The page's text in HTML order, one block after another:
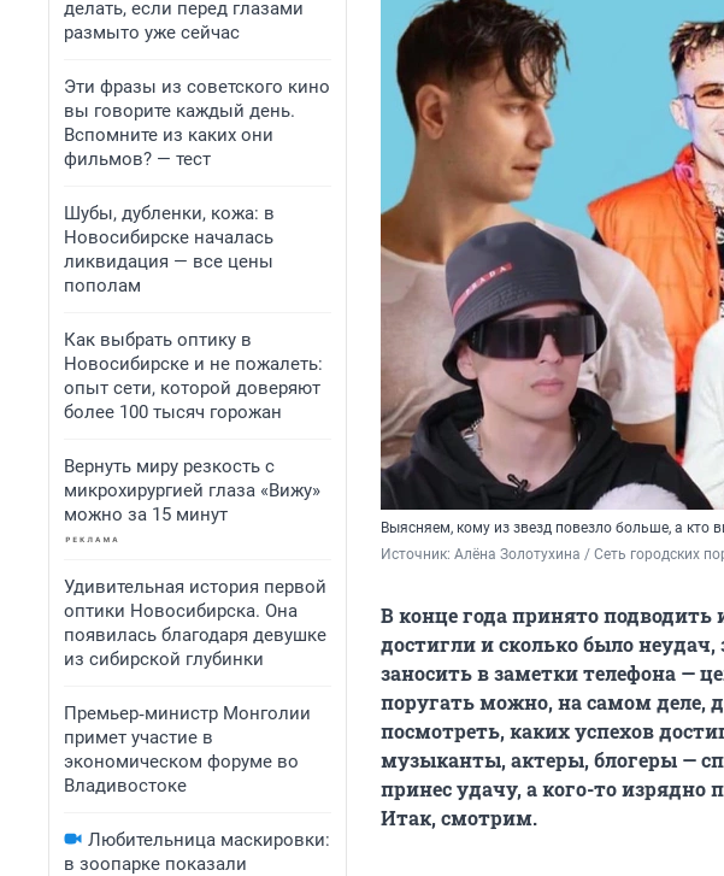
делать, если перед глазами
размыто уже сейчас
Эти фразы из советского кино
вы говорите каждый день.
Вспомните из каких они
фильмов? — тест
Шубы, дубленки, кожа: в
Новосибирске началась
ликвидация — все цены
пополам
Как выбрать оптику в
Новосибирске и не пожалеть:
опыт сети, которой доверяют
более 100 тысяч горожан
Вернуть миру резкость с
микрохирургией глаза «Вижу»
можно за 15 минут
Удивительная история первой
оптики Новосибирска. Она
появилась благодаря девушке
из сибирской глубинки
Премьер‑министр Монголии
примет участие в
экономическом форуме во
Владивостоке
Любительница маскировки:
в зоопарке показали
Выясняем, кому из звезд повезло больше, а кто
Источник: Алёна Золотухина / Сеть городских
В конце года принято
достигли и сколько было
заносить в заметки телефона —
поругать можно, на самом деле,
посмотреть, каких успехов
музыканты, актеры, блогеры —
принес удачу, а кого-то изрядно
Итак, смотрим.